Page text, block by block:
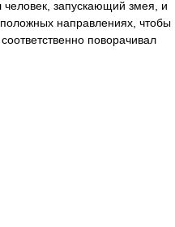
запускающий змея, и
направлениях, чтобы
поворачивал